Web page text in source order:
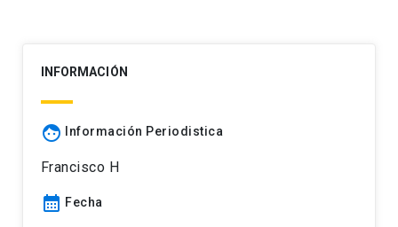
INFORMACIÓN
face Información Periodistica
Francisco H
calendar_month Fecha